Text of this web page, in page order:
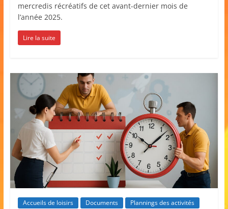
mercredis récréatifs de cet avant-dernier mois de
l’année 2025.
Lire la suite
Accueils de loisirs Documents Plannings des activités